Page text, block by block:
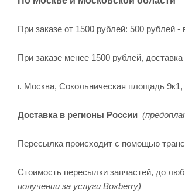
При заказе от 1500 рублей: 500
При заказе менее 1500 рублей,
г. Москва, Сокольническая площадь
Доставка в регионы России
Пересылка происходит с помощью
Стоимость пересылки запчастей, до
получении за услуги Boxberry)